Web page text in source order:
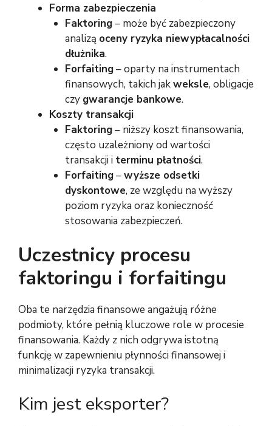
Forma zabezpieczenia
Faktoring– może być zabezpieczony
analizą oceny ryzyka niewypłacalności
dłużnika.
Forfaiting– oparty na instrumentach
finansowych, takich jakweksle, obligacje
czy gwarancje bankowe.
Koszty transakcji
Faktoring– niższy koszt finansowania,
często uzależniony od wartości
transakcji i terminu płatności.
Forfaiting–wyższe odsetki
dyskontowe, ze względu na wyższy
poziom ryzyka oraz konieczność
stosowania zabezpieczeń.
Uczestnicy procesu
faktoringu i forfaitingu
Oba te narzędzia finansowe angażują różne
podmioty, które pełnią kluczowe role w procesie
finansowania. Każdy z nich odgrywa istotną
funkcję w zapewnieniu płynności finansowej i
minimalizacji ryzyka transakcji.
Kim jest eksporter?